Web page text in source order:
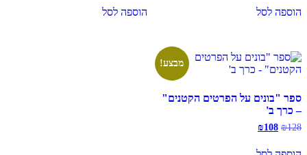
היה:
₪128.
הוא:הוספה לסל
היה:
₪256.
הוא:
₪207.הוספה לסל
מבצע!
ספר "בונים על הפרטים הקטנים"
– כרך ב'
₪128
המחיר
היה:
₪108
הוא: